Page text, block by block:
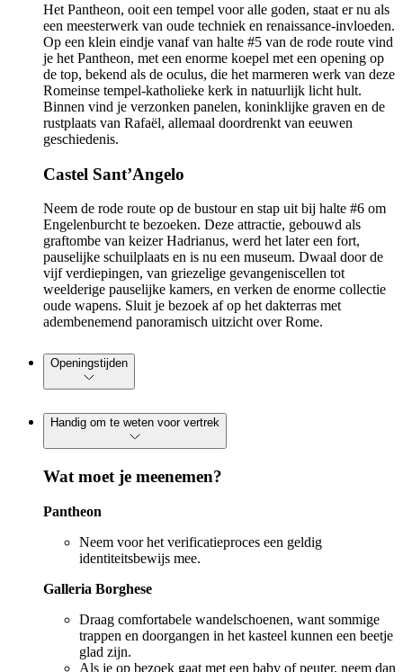
Het Pantheon, ooit een tempel voor alle goden, staat er nu als
een meesterwerk van oude techniek en renaissance-invloeden.
Op een klein eindje vanaf van halte #5 van de rode route vind
je het Pantheon, met een enorme koepel met een opening op
de top, bekend als de oculus, die het marmeren werk van deze
Romeinse tempel-katholieke kerk in natuurlijk licht hult.
Binnen vind je verzonken panelen, koninklijke graven en de
rustplaats van Rafaël, allemaal doordrenkt van eeuwen
geschiedenis.
Castel Sant’Angelo
Neem de rode route op de bustour en stap uit bij halte #6 om
Engelenburcht te bezoeken. Deze attractie, gebouwd als
graftombe van keizer Hadrianus, werd het later een fort,
pauselijke schuilplaats en is nu een museum. Dwaal door de
vijf verdiepingen, van griezelige gevangeniscellen tot
weelderige pauselijke kamers, en verken de enorme collectie
oude wapens. Sluit je bezoek af op het dakterras met
adembenemend panoramisch uitzicht over Rome.
Openingstijden
Handig om te weten voor vertrek
Wat moet je meenemen?
Pantheon
Neem voor het verificatieproces een geldig
identiteitsbewijs mee.
Galleria Borghese
Draag comfortabele wandelschoenen, want sommige
trappen en doorgangen in het kasteel kunnen een beetje
glad zijn.
Als je op bezoek gaat met een baby of peuter, neem dan